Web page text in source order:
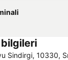
Sindirgi, 10330,